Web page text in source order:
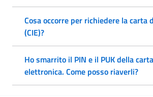
Cosa occorre per richiedere la carta
(CIE)?
Ho smarrito il PIN e il PUK della
elettronica. Come posso riaverli?